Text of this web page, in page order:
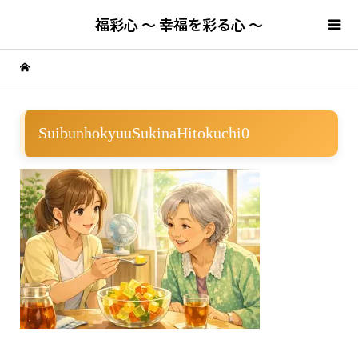
福彩心 ～ 幸福を彩る心 ～
SuibunhokyuuSukinaHitokuchi0